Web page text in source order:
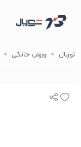
توربال ورزش خانگی